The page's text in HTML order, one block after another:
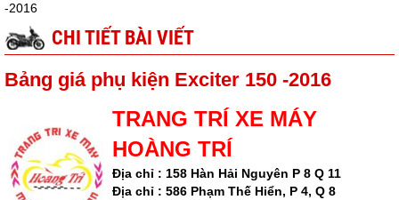
-2016
CHI TIẾT BÀI VIẾT
Bảng giá phụ kiện Exciter 150 -2016
TRANG TRÍ XE MÁY
HOÀNG TRÍ
Địa chỉ : 158 Hàn Hải Nguyên P 8 Q 11
Địa chỉ : 586 Phạm Thế Hiển, P 4, Q 8